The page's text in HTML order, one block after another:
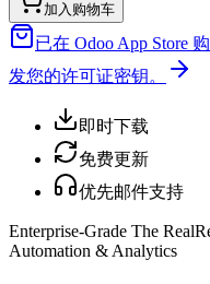
加入购物车
已在 Odoo App Store
发您的许可证密钥。
即时下载
免费更新
优先邮件支持
Enterprise-Grade The
Automation & Analytics